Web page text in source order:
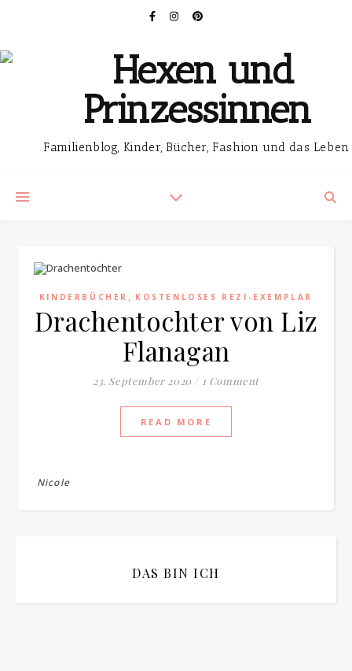
Familienblog, Kinder, Bücher, Fashion und das Leben
KINDERBÜCHER , KOSTENLOSES REZI-EXEMPLAR
Drachentochter von Liz
Flanagan
23. September 2020 / 1 Comment
READ MORE
Nicole
DAS BIN ICH